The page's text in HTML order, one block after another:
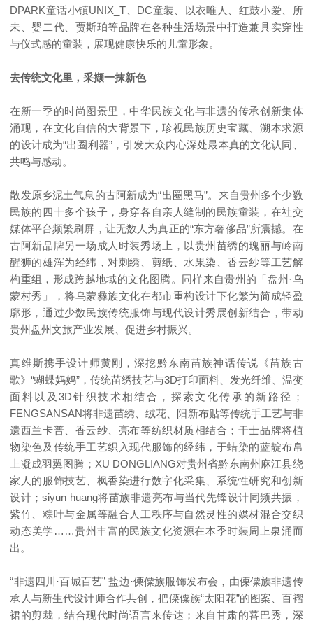
DPARK童话小镇UNIX_T、DC童装、以衣唯人、红鼓小爱、所
未、婴二代、贾斯珀等品牌在各种生活场景中打造兼具实穿性
与仪式感的童装，展现健康快乐的儿童形象。
去传统文化里，采撷一抹新色
在新一季的时尚图景里，中华民族文化与非遗的传承创新集体
涌现，在文化自信的大背景下，珍视民族历史宝藏、溯本求源
的设计成为“出圈利器”，引发大众内心深处最本真的文化认同、
共鸣与感动。
散发原乡泥土气息的古阿新成为“出圈黑马”。来自贵州多个少数
民族的四十多个孩子，身穿各自亲人缝制的民族童装，在社交
媒体平台频繁刷屏，让无数人为真正的“东方奢侈品”所震撼。在
古阿新品牌另一场成人时装秀场上，以贵州苗绣的瑰丽与岭南
醒狮的雄浑为经纬，对刺绣、剪纸、水果染、香云纱等工艺解
构重组，形成跨越地域的文化图腾。同样来自贵州的「盘州·乌
蒙村秀」，将乌蒙彝族文化在都市重构设计下化繁为简成轻盈
廓形，通过少数民族传统服饰与现代设计秀展创新结合，带动
贵州盘州文旅产业发展、促进乡村振兴。
真维斯携手设计师黄刚，深挖黔东南苗族神话传说《苗族古
歌》“蝴蝶妈妈”，传统苗绣技艺与3D打印面料、发光纤维、温变
面料以及3D针织技术相结合，探索文化传承的新路径；
FENGSANSAN将非遗苗绣、绒花、阳新布贴等传统手工艺与非
遗西兰卡普、香云纱、亮布等纺织材质相结合；干士品牌将植
物染色及传统手工艺织入现代服饰的经纬，于蜡染的蓝靛布帛
上凝成羽翼图腾；XU DONGLIANG对贵州省黔东南州麻江县绕
家人的服饰技艺、枫香染进行数字化采集、系统性研究和创新
设计；siyun huang将苗族非遗亮布与当代先锋设计同频共振，
紫竹、粽叶与金属等融合人工秩序与自然灵性的媒材混合交织
动态美学……贵州丰富的民族文化资源在本季时装周上泉涌而
出。
“非遗四川·百城百艺” 盐边·傈僳族服饰发布会，由傈僳族非遗传
承人与新生代设计师合作共创，把傈僳族“太阳花”的图案、百褶
裙的剪裁，结合现代时尚语言来传达；来自甘肃的蕃巴秀，深